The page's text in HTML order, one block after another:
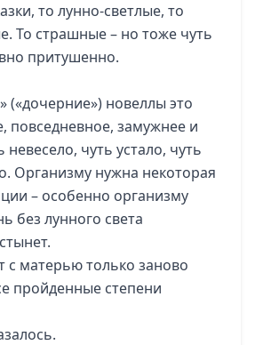
то лунно-светлые, то
То страшные – но тоже чуть
притушенно.
(«дочерние») новеллы это
повседневное, замужнее и
невесело, чуть устало, чуть
Организму нужна некоторая
– особенно организму
без лунного света
с матерью только заново
пройденные степени